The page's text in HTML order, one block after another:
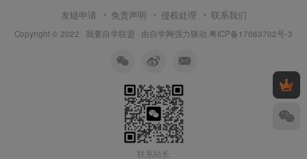
友链申请 免责声明 侵权处理 联系我们
Copyright © 2022 · 我要自学联盟 · 由自学网强力驱动. 粤ICP备17063702号-3
联系站长